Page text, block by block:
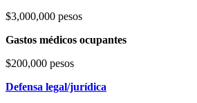
$3,000,000 pesos
Gastos médicos ocupantes
$200,000 pesos
Defensa legal/jurídica